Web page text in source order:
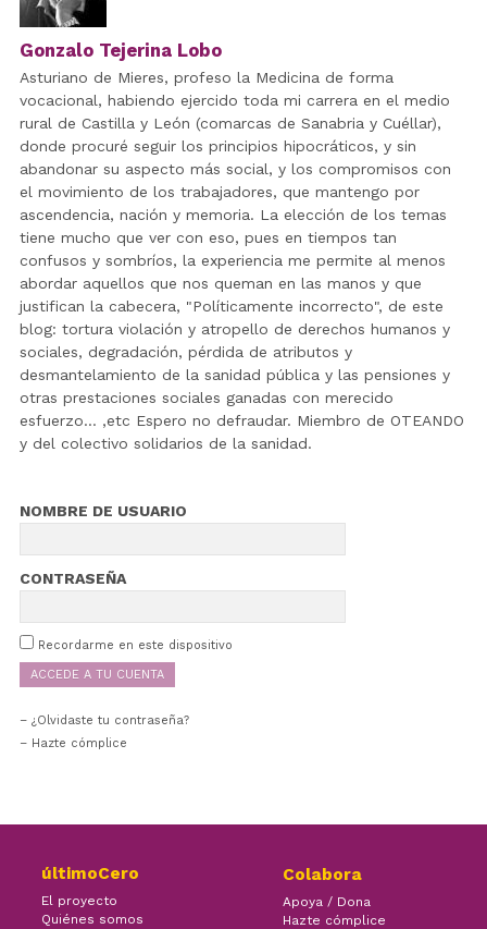
Gonzalo Tejerina Lobo
Asturiano de Mieres, profeso la Medicina de forma
vocacional, habiendo ejercido toda mi carrera en el medio
rural de Castilla y León (comarcas de Sanabria y Cuéllar),
donde procuré seguir los principios hipocráticos, y sin
abandonar su aspecto más social, y los compromisos con
el movimiento de los trabajadores, que mantengo por
ascendencia, nación y memoria. La elección de los temas
tiene mucho que ver con eso, pues en tiempos tan
confusos y sombríos, la experiencia me permite al menos
abordar aquellos que nos queman en las manos y que
justifican la cabecera, "Políticamente incorrecto", de este
blog: tortura violación y atropello de derechos humanos y
sociales, degradación, pérdida de atributos y
desmantelamiento de la sanidad pública y las pensiones y
otras prestaciones sociales ganadas con merecido
esfuerzo... ,etc Espero no defraudar. Miembro de OTEANDO
y del colectivo solidarios de la sanidad.
NOMBRE DE USUARIO
CONTRASEÑA
Recordarme en este dispositivo
¿Olvidaste tu contraseña?
– Hazte cómplice
últimoCero
El proyecto
Quiénes somos
Colabora
Apoya / Dona
Hazte cómplice